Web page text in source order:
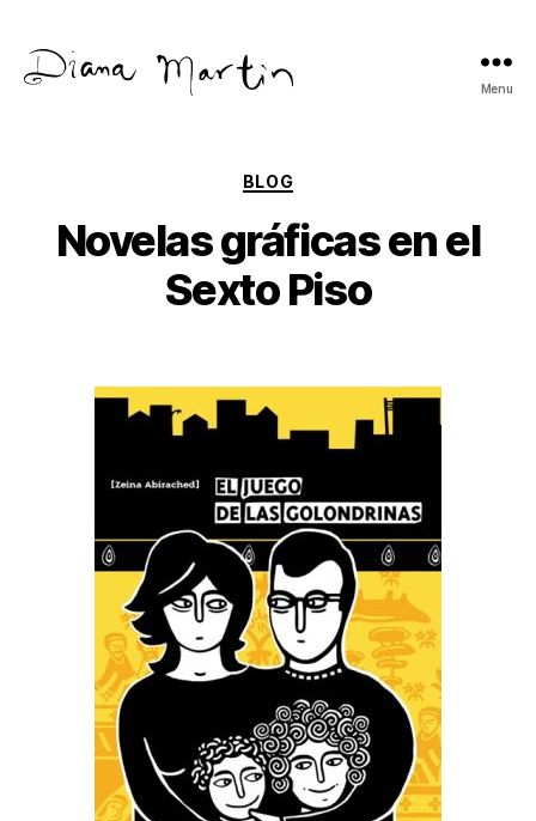
Menu
Categories
BLOG
Novelas gráficas en el
Sexto Piso